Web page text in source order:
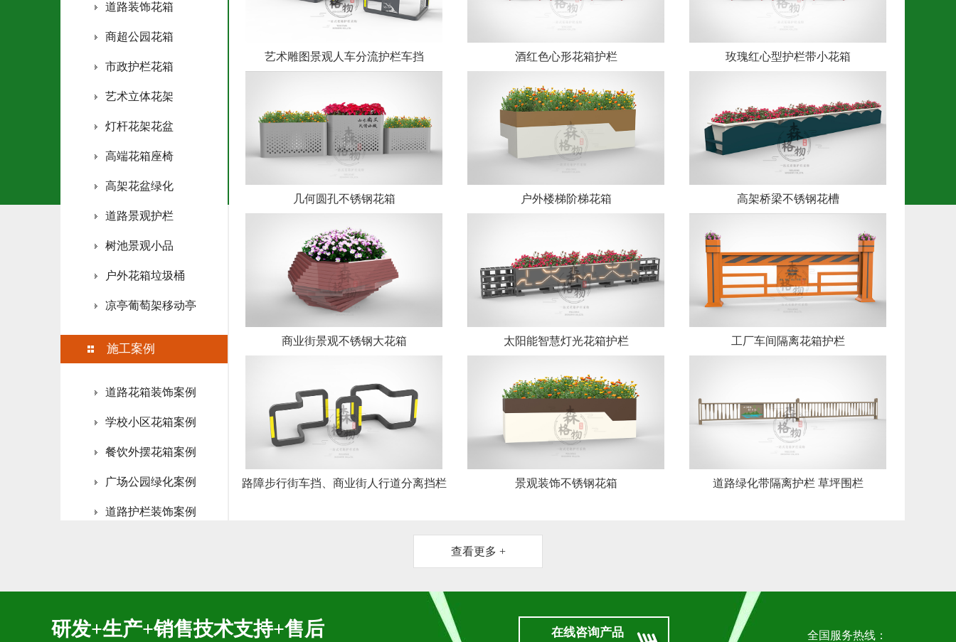
道路装饰花箱
商超公园花箱
市政护栏花箱
艺术立体花架
灯杆花架花盆
高端花箱座椅
高架花盆绿化
道路景观护栏
树池景观小品
户外花箱垃圾桶
凉亭葡萄架移动亭
施工案例
道路花箱装饰案例
学校小区花箱案例
餐饮外摆花箱案例
广场公园绿化案例
道路护栏装饰案例
艺术雕图景观人车分流护栏车挡 酒红色心形花箱护栏 玫瑰红心型护栏带小花箱
几何圆孔不锈钢花箱 户外楼梯阶梯花箱 高架桥梁不锈钢花槽
商业街景观不锈钢大花箱 太阳能智慧灯光花箱护栏 工厂车间隔离花箱护栏
路障步行街车挡、商业街人行道分离挡栏
景观装饰不锈钢花箱 道路绿化带隔离护栏 草坪围栏
查看更多 +
研发+生产+销售技术支持+售后 在线咨询产品 全国服务热线：